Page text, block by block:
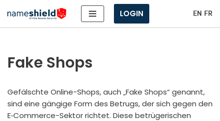
Zum
LOGIN
Fake Shops
Gefälsch­te Online-Shops, auch „Fake Shops“ genannt,
sind eine gän­gi­ge Form des Betrugs, der sich gegen den
E‑Com­mer­ce-Sek­tor rich­tet. Die­se betrü­ge­ri­schen